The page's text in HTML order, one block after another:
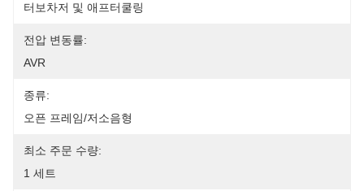
터보차저 및 애프터쿨링
전압 변동률:
AVR
종류:
오픈 프레임/저소음형
최소 주문 수량:
1 세트